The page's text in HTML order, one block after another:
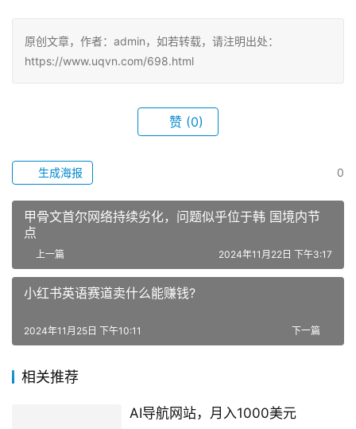
原创文章，作者：admin，如若转载，请注明出处：
https://www.uqvn.com/698.html
赞 (0)
0
生成海报
甲骨文首尔网络持续劣化，问题似乎位于韩 国境内节
点
上一篇 2024年11月22日 下午3:17
小红书英语赛道卖什么能赚钱?
下一篇
2024年11月25日 下午10:11
相关推荐
AI导航网站，月入1000美元